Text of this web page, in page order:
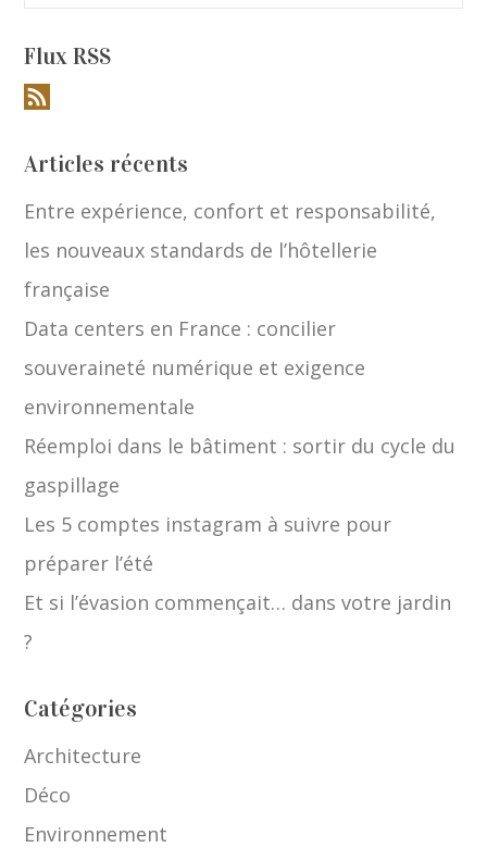
Flux RSS
Articles récents
Entre expérience, confort et responsabilité,
les nouveaux standards de l’hôtellerie
française
Data centers en France : concilier
souveraineté numérique et exigence
environnementale
Réemploi dans le bâtiment : sortir du cycle du
gaspillage
Les 5 comptes instagram à suivre pour
préparer l’été
Et si l’évasion commençait… dans votre jardin
?
Catégories
Architecture
Déco
Environnement